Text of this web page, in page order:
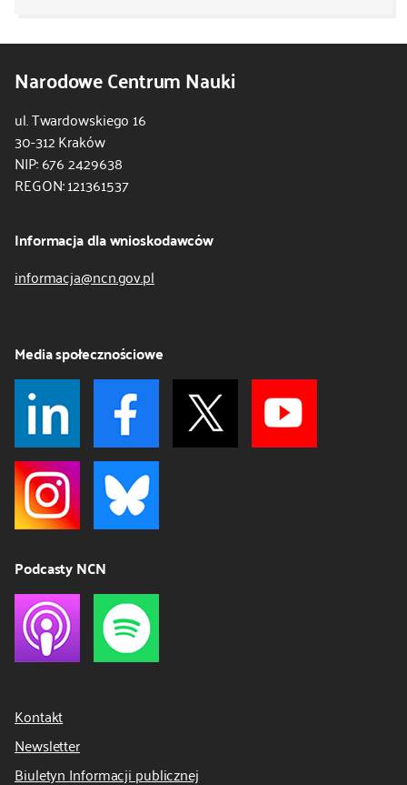
Narodowe Centrum Nauki
ul. Twardowskiego 16
30-312 Kraków
NIP: 676 2429638
REGON: 121361537
Informacja dla wnioskodawców
informacja@ncn.gov.pl
Media społecznościowe
Podcasty NCN
Kontakt
Newsletter
Biuletyn Informacji publicznej